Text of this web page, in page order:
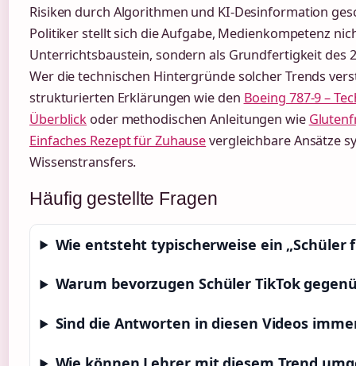
Risiken durch Algorithmen und KI-Desinformation
Politiker stellt sich die Aufgabe, Medienkompetenz
Unterrichtsbaustein, sondern als Grundfertigkeit des
Wer die technischen Hintergründe solcher Trends
strukturierten Erklärungen wie den Boeing 787-9 –
Überblick oder methodischen Anleitungen wie
Einfaches Rezept für Zuhausevergleichbare Ansätze
Wissenstransfers.
Häufig gestellte Fragen
Wie entsteht typischerweise ein „Schüler
Warum bevorzugen Schüler TikTok
Sind die Antworten in diesen Videos